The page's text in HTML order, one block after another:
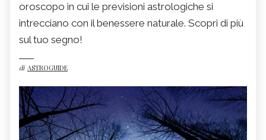
oroscopo in cui le previsioni astrologiche si
intrecciano con il benessere naturale. Scopri di più
sul tuo segno!
di ASTROGUIDE